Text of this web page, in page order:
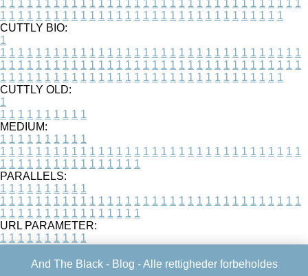
1 1 1 1 1 1 1 1 1 1 1 1 1 1 1 1 1 1 1 1 1 1 1 1 1 1 1 1 1 1 1 1 1 1
1 1 1 1 1 1 1 1 1 1 1 1 1 1 1 1 1 1 1 1 1 1 1 1 1 1 1 1 1 1 1 1
CUTTLY BIO:
1
1 1 1 1 1 1 1 1 1 1 1 1 1 1 1 1 1 1 1 1 1 1 1 1 1 1 1 1 1 1 1 1 1 1
1 1 1 1 1 1 1 1 1 1 1 1 1 1 1 1 1 1 1 1 1 1 1 1 1 1 1 1 1 1 1 1 1 1
1 1 1 1 1 1 1 1 1 1 1 1 1 1 1 1 1 1 1 1 1 1 1 1 1 1 1 1 1 1 1 1
CUTTLY OLD:
1
1 1 1 1 1 1 1 1 1 1
MEDIUM:
1 1 1 1 1 1 1 1 1 1
1 1 1 1 1 1 1 1 1 1 1 1 1 1 1 1 1 1 1 1 1 1 1 1 1 1 1 1 1 1 1 1 1 1
1 1 1 1 1 1 1 1 1 1 1 1 1 1 1 1
PARALLELS:
1 1 1 1 1 1 1 1 1 1
1 1 1 1 1 1 1 1 1 1 1 1 1 1 1 1 1 1 1 1 1 1 1 1 1 1 1 1 1 1 1 1 1 1
1 1 1 1 1 1 1 1 1 1 1 1 1 1 1 1
URL PARAMETER:
1 1 1 1 1 1 1 1 1 1
And The Black - Blog - Alle rettigheder forbeholdes